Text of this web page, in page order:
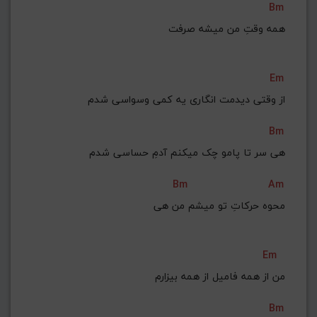
Bm
همه وقتِ من میشه صرفت
Em
از وقتی دیدمت انگاری یه کمی وسواسی شدم
Bm
هی سر تا پامو چک میکنم آدمِ حساسی شدم
Bm
Am
محوه حرکاتِ تو میشم من هی
Em
من از همه فامیل از همه بیزارم
Bm